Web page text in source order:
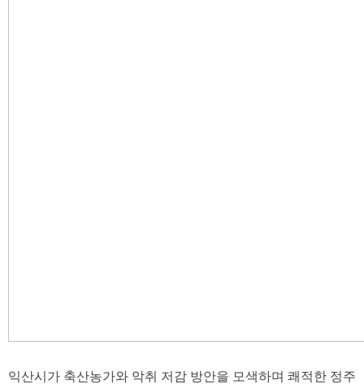
익산시가 축산농가와 악취 저감 방안을 모색하며 쾌적한 정주